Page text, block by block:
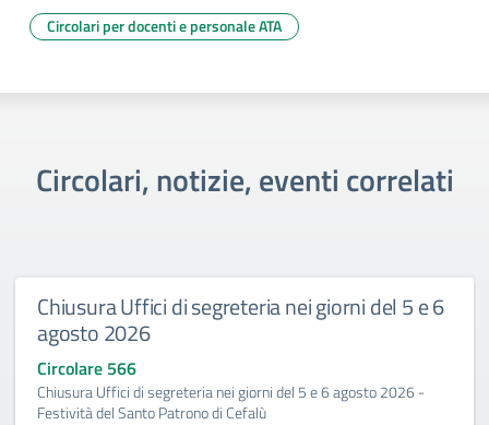
Circolari per docenti e personale ATA
Circolari, notizie, eventi correlati
Chiusura Uffici di segreteria nei giorni del 5 e 6
agosto 2026
Circolare 566
Chiusura Uffici di segreteria nei giorni del 5 e 6 agosto 2026 -
Festività del Santo Patrono di Cefalù